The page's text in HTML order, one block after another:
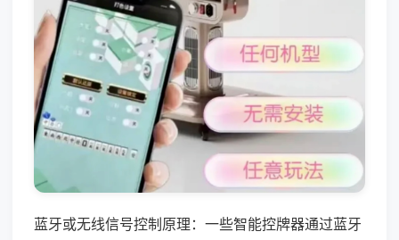
蓝牙或无线信号控制原理：一些智能控牌器通过蓝牙